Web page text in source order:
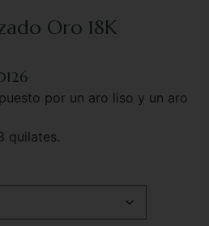
Oro 18K
por un aro liso y un aro
quilates.